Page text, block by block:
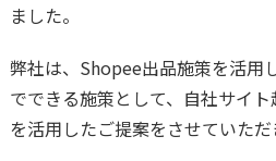
ました。
弊社は、Shopee出品施策を活用
でできる施策として、自社サイ
を活用したご提案をさせていただ